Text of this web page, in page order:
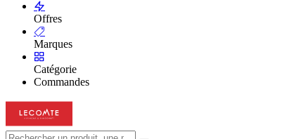
Offres
Marques
Catégorie
Commandes